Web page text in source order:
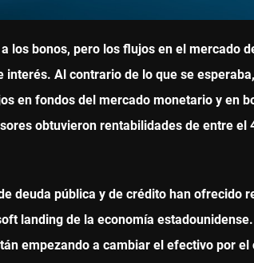
los bonos, pero los flujos en el mercado
Al contrario de lo que se
en fondos del mercado monetario y en
obtuvieron rentabilidades de entre el
deuda pública y de crédito han ofrecido
landing de la economía
empezando a cambiar el efectivo por el